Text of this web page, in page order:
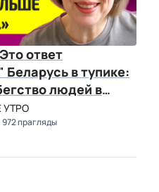
ответ
в тупике:
людей в
УТРО
972 прагляды